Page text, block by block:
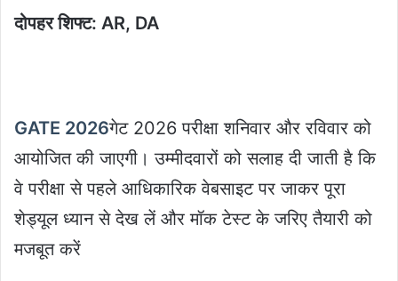
दोपहर शिफ्ट: AR, DA
GATE 2026गेट 2026 परीक्षा शनिवार और रविवार को
आयोजित की जाएगी। उम्मीदवारों को सलाह दी जाती है कि
वे परीक्षा से पहले आधिकारिक वेबसाइट पर जाकर पूरा
शेड्यूल ध्यान से देख लें और मॉक टेस्ट के जरिए तैयारी को
मजबूत करें